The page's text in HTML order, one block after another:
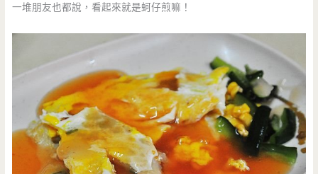
一堆朋友也都說，看起來就是蚵仔煎嘛！